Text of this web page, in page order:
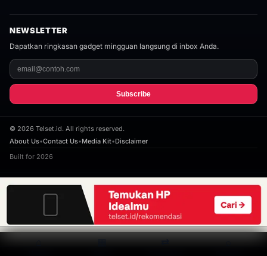
NEWSLETTER
Dapatkan ringkasan gadget mingguan langsung di inbox Anda.
Subscribe
© 2026 Telset.id. All rights reserved.
About Us•Contact Us•Media Kit•Disclaimer
Built for 2026
⌂ ▦ ⇄ ⌕